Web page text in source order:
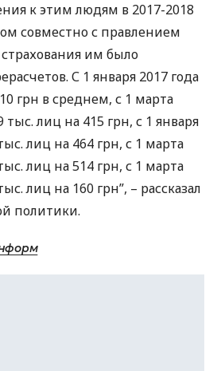
к этим людям в 2017-2018
совместно с правлением
им было
С 1 января 2017 года
грн в среднем, с 1 марта
тыс. лиц на 415 грн, с 1 января
лиц на 464 грн, с 1 марта
лиц на 514 грн, с 1 марта
лиц на 160 грн”, – рассказал
политики.